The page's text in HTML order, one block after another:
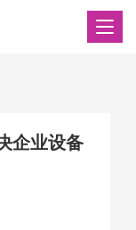
企业设备